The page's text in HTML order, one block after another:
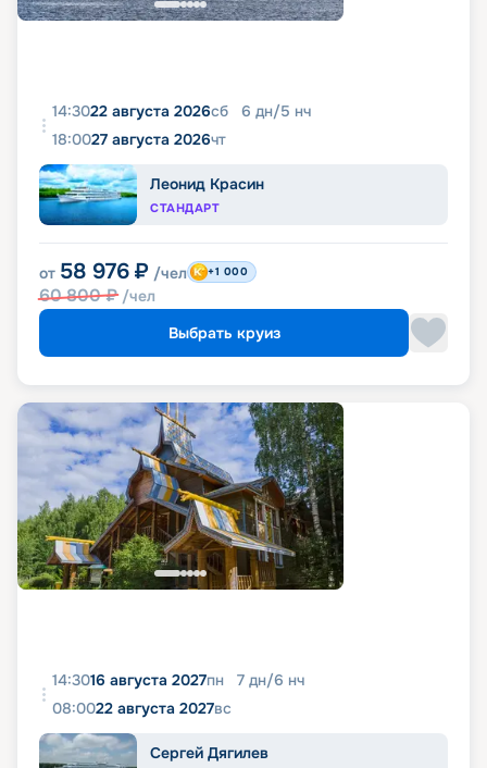
14:3022 августа 2026сб 6 дн/5 нч
18:0027 августа 2026чт
Леонид Красин
СТАНДАРТ
от 58 976 ₽ /чел
60 800₽ /чел
+1 000
Выбрать круиз
14:3016 августа 2027пн 7 дн/6 нч
08:0022 августа 2027вс
Сергей Дягилев